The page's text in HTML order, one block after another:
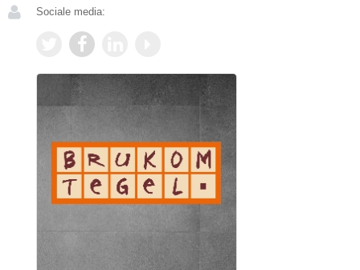
Sociale media: